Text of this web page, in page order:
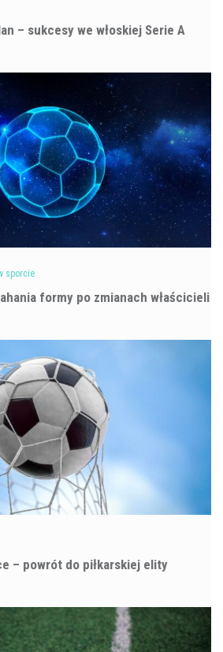
– sukcesy we włoskiej Serie A
sporcie
formy po zmianach właścicieli
– powrót do piłkarskiej elity